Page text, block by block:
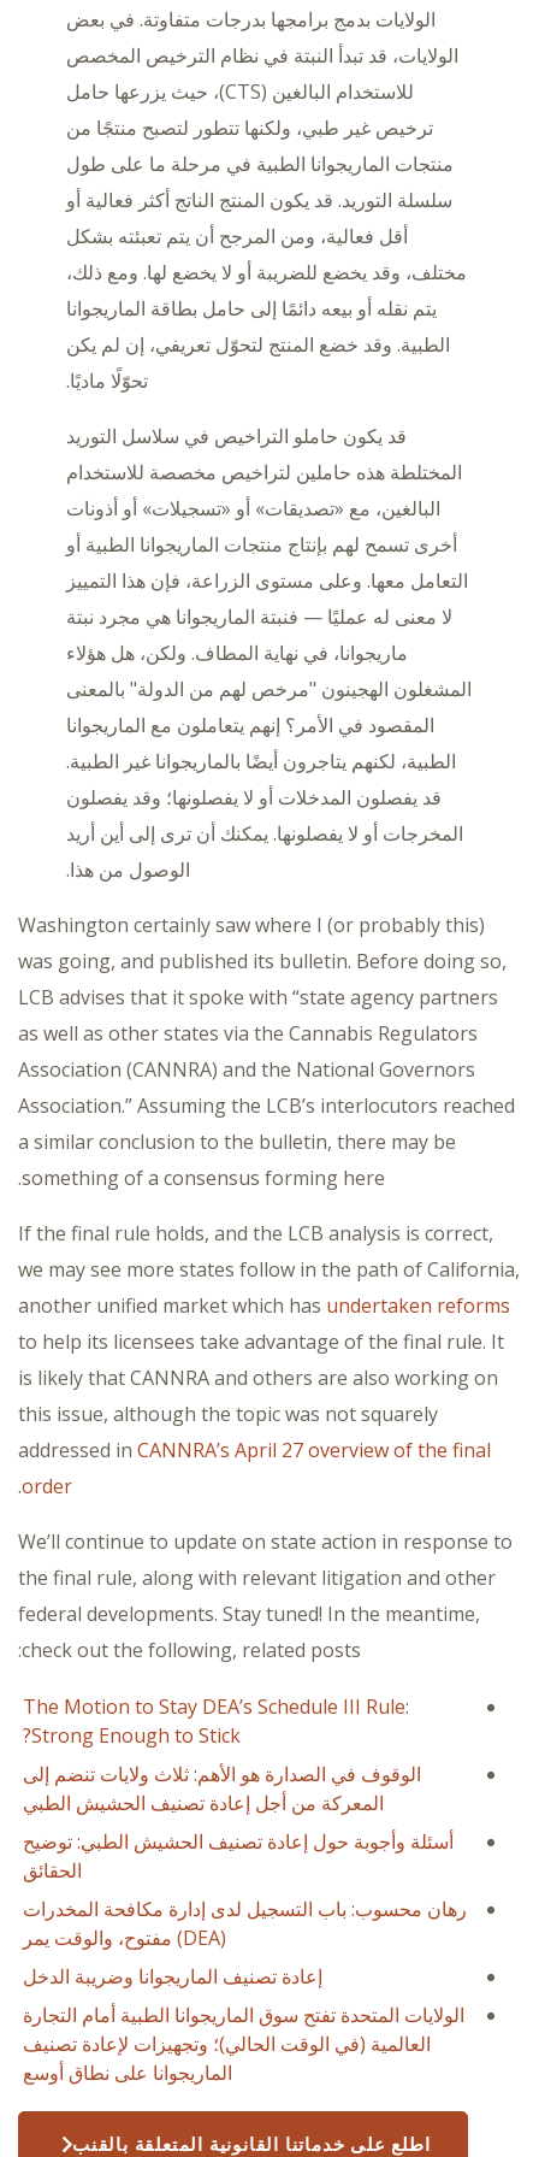
الولايات بدمج برامجها بدرجات متفاوتة. في بعض
الولايات، قد تبدأ النبتة في نظام الترخيص المخصص
للاستخدام البالغين (CTS)، حيث يزرعها حامل
ترخيص غير طبي، ولكنها تتطور لتصبح منتجًا من
منتجات الماريجوانا الطبية في مرحلة ما على طول
سلسلة التوريد. قد يكون المنتج الناتج أكثر فعالية أو
أقل فعالية، ومن المرجح أن يتم تعبئته بشكل
مختلف، وقد يخضع للضريبة أو لا يخضع لها. ومع ذلك،
يتم نقله أو بيعه دائمًا إلى حامل بطاقة الماريجوانا
الطبية. وقد خضع المنتج لتحوّل تعريفي، إن لم يكن
تحوّلًا ماديًا.
قد يكون حاملو التراخيص في سلاسل التوريد
المختلطة هذه حاملين لتراخيص مخصصة للاستخدام
البالغين، مع «تصديقات» أو «تسجيلات» أو أذونات
أخرى تسمح لهم بإنتاج منتجات الماريجوانا الطبية أو
التعامل معها. وعلى مستوى الزراعة، فإن هذا التمييز
لا معنى له عمليًا — فنبتة الماريجوانا هي مجرد نبتة
ماريجوانا، في نهاية المطاف. ولكن، هل هؤلاء
المشغلون الهجينون "مرخص لهم من الدولة" بالمعنى
المقصود في الأمر؟ إنهم يتعاملون مع الماريجوانا
الطبية، لكنهم يتاجرون أيضًا بالماريجوانا غير الطبية.
قد يفصلون المدخلات أو لا يفصلونها؛ وقد يفصلون
المخرجات أو لا يفصلونها. يمكنك أن ترى إلى أين أريد
الوصول من هذا.
Washington certainly saw where I (or probably this)
was going, and published its bulletin. Before doing so,
LCB advises that it spoke with “state agency partners
as well as other states via the Cannabis Regulators
Association (CANNRA) and the National Governors
Association.” Assuming the LCB’s interlocutors reached
a similar conclusion to the bulletin, there may be
something of a consensus forming here.
If the final rule holds, and the LCB analysis is correct,
we may see more states follow in the path of California,
another unified market which has undertaken reforms
to help its licensees take advantage of the final rule. It
is likely that CANNRA and others are also working on
this issue, although the topic was not squarely
addressed in CANNRA’s April 27 overview of the final
order
.
We’ll continue to update on state action in response to
the final rule, along with relevant litigation and other
federal developments. Stay tuned! In the meantime,
check out the following, related posts:
The Motion to Stay DEA’s Schedule III Rule:
Strong Enough to Stick?
الوقوف في الصدارة هو الأهم: ثلاث ولايات تنضم إلى
المعركة من أجل إعادة تصنيف الحشيش الطبي
أسئلة وأجوبة حول إعادة تصنيف الحشيش الطبي: توضيح
الحقائق
رهان محسوب: باب التسجيل لدى إدارة مكافحة المخدرات
(DEA) مفتوح، والوقت يمر
إعادة تصنيف الماريجوانا وضريبة الدخل
الولايات المتحدة تفتح سوق الماريجوانا الطبية أمام التجارة
العالمية (في الوقت الحالي)؛ وتجهيزات لإعادة تصنيف
الماريجوانا على نطاق أوسع
اطلع على خدماتنا القانونية المتعلقة بالقنب